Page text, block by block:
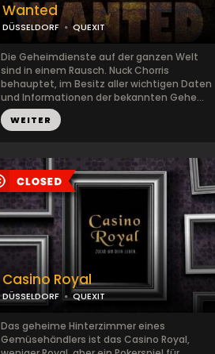
Wanted
DÜSSELDORF QUEXIT
Die Geheimdienste auf der ganzen Welt
sind in einem Rausch. Nuck Chorris
behauptet, im Besitz aller wichtigen Daten
und Informationen der bekannten Gehe...
WEITER
Casino Royal
DÜSSELDORF QUEXIT
Das geheime Hinterzimmer eines
Gemüsehändlers ist das Casino Royal,